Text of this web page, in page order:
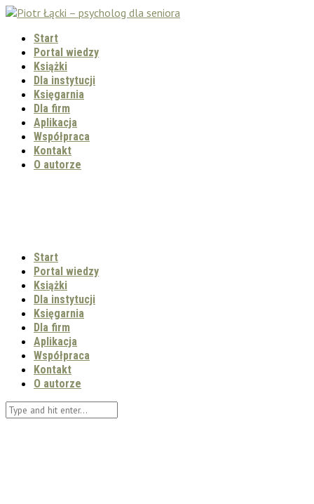
Start
Portal wiedzy
Książki
Dla instytucji
Księgarnia
Dla firm
Aplikacja
Współpraca
Kontakt
O autorze
Start
Portal wiedzy
Książki
Dla instytucji
Księgarnia
Dla firm
Aplikacja
Współpraca
Kontakt
O autorze